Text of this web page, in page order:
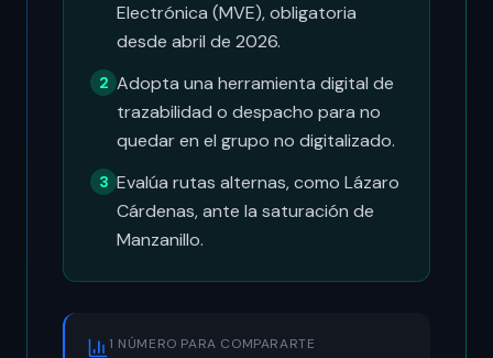
Electrónica (MVE), obligatoria
desde abril de 2026.
2 Adopta una herramienta digital de
trazabilidad o despacho para no
quedar en el grupo no digitalizado.
3 Evalúa rutas alternas, como Lázaro
Cárdenas, ante la saturación de
Manzanillo.
1 NÚMERO PARA COMPARARTE